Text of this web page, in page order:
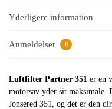
Yderligere information
Anmeldelser 0
Luftfilter Partner 351 er en
motorsav yder sit maksimale.
Jonsered 351, og det er den